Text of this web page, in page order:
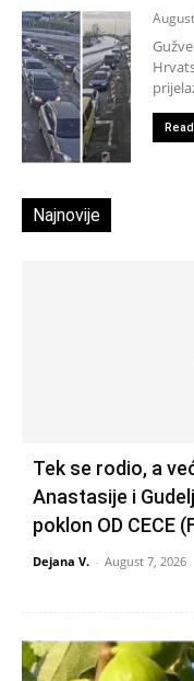
Najnovije
Tek se rodio, a
Anastasije i
poklon OD CECE
Dejana V. - August 7, 2026